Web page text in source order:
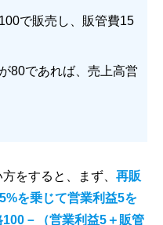
で販売し、販管費15
80であれば、売上高営
をすると、まず、 再販
を乗じて営業利益5を
100－（営業利益5＋販管